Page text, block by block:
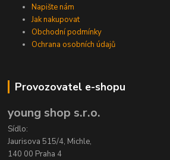
Napište nám
Jak nakupovat
Obchodní podmínky
Ochrana osobních údajů
Provozovatel e-shopu
young shop s.r.o.
Sídlo:
Jaurisova 515/4, Michle,
140 00 Praha 4